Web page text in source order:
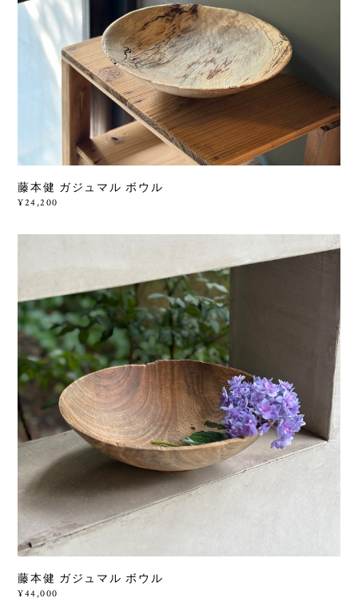
藤本健 ガジュマル ボウル
¥24,200
藤本健 ガジュマル ボウル
¥44,000